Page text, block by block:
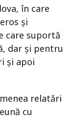
în care
și
care suportă
dar și pentru
și apoi
relatări
cu